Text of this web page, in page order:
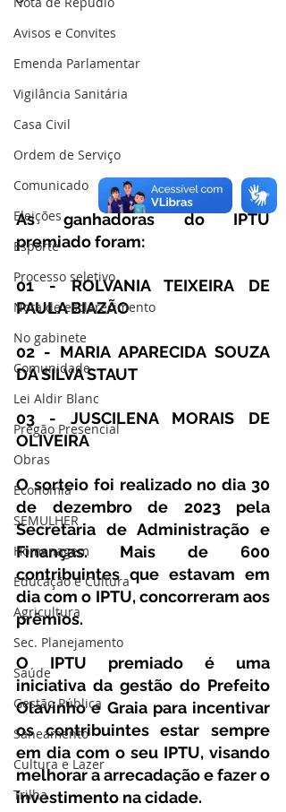
Avisos e Convites
Emenda Parlamentar
Vigilância Sanitária
Casa Civil
Ordem de Serviço
Comunicado
Eleições
Esporte
Processo seletivo
Nota de esclarecimento
No gabinete
Comunidade
Lei Aldir Blanc
Pregão Presencial
Obras
Economia
SEMULHER
Homenagem
Educação e Cultura
Agricultura
Sec. Planejamento
Saúde
Gestão Pública
Saneamento
Cultura e Lazer
Trilha
As ganhadoras do IPTU
premiado foram:
01 - ROLVANIA TEIXEIRA DE
PAULA BIAZÃO
02 - MARIA APARECIDA SOUZA
DA SILVA STAUT
03 - JUSCILENA MORAIS DE
OLIVEIRA
O sorteio foi realizado no dia 30
de dezembro de 2023 pela
Secretaria de Administração e
Finanças. Mais de 600
contribuintes que estavam em
dia com o IPTU, concorreram aos
prêmios.
O IPTU premiado é uma
iniciativa da gestão do Prefeito
Olavinho e Graia para incentivar
os contribuintes estar sempre
em dia com o seu IPTU, visando
melhorar a arrecadação e fazer o
investimento na cidade.